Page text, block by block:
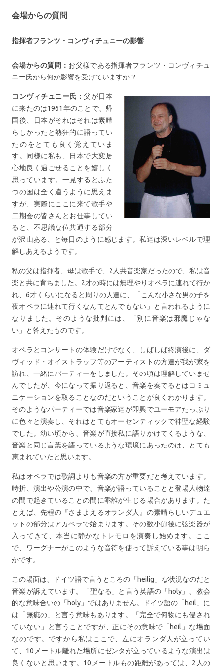
会場からの質問
指揮者フランツ・コンヴィチュニーの影響
会場からの質問： お父様である指揮者フランツ・コンヴィチュ
ニー氏から何か影響を受けていますか？
コンヴィチュニー氏： 父が日本
に来たのは1961年のことで、帰
国後、日本がそれはそれは素晴
らしかったと熱狂的に語ってい
たのをとても良く覚えていま
す。同様に私も、日本で大変居
心地良く過ごせることを嬉しく
思っています。一見するとふた
つの国は全く違うように思えま
すが、実際にここに来て歌手や
二期会の皆さんとお仕事してい
ると、不思議な位共通する部分
が沢山ある、と毎日のように感じます。私達は深いレベルで理
解しあえるようです。
私の父は指揮者、母は歌手で、2人共音楽家だったので、私は音
楽と共に育ちました。2才の時には無理やりオペラに連れて行か
れ、6才くらいになると周りの人達に、「こんな小さな男の子を
夜オペラに連れて行くなんてとんでもない」と言われるように
なりました。そのような批判には、「別に音楽は邪魔じゃな
い」と答えたものです。
オペラとコンサートの体験だけでなく、しばしば終演後に、ダ
ヴィッド・オイストラッフ等のアーティストの方達が我が家を
訪れ、一緒にパーティーをしました。その頃は理解していませ
んでしたが、今になって振り返ると、音楽を奏でるとはコミュ
ニケーションを取ることなのだということが良くわかります。
そのようなパーティーでは音楽家達が即興でユーモアたっぷり
に色々と演奏し、それはとてもオーセンティックで神聖な経験
でした。幼い頃から、音楽が直接私に語りかけてくるような、
音楽と同じ言葉を語っているような環境にあったのは、とても
恵まれていたと思います。
私はオペラでは歌詞よりも音楽の方が重要だと考えています。
時折、演出や公演の中で、音楽が語っていることと登場人物達
の間で起きていることの間に乖離が生じる場合があります。た
とえば、先程の『さまよえるオランダ人』の素晴らしいデュエ
ットの部分はアカペラで始まります。その数小節後に弦楽器が
入ってきて、本当に静かなトレモロを演奏し始めます。ここ
で、ワーグナーがこのような音符を使って訴えている事は明ら
かです。
この場面は、ドイツ語で言うところの「heilig」な状況なのだと
音楽が訴えています。「聖なる」と言う英語の「holy」、教会
的な意味合いの「holy」ではありません。ドイツ語の「heil」に
は「無疵の」と言う意味もあります。「完全で何物にも侵され
ていない」と言うことですが、正にその意味で「heil」な場面
なのです。ですから私はここで、左にオランダ人が立ってい
て、10メートル離れた場所にゼンタが立っているような演出は
良くないと思います。10メートルもの距離があっては、2人の